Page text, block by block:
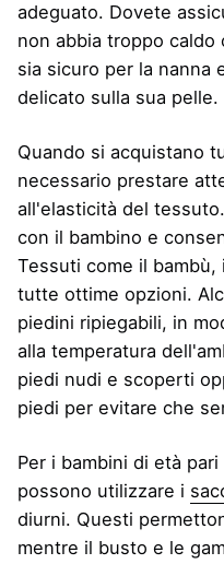
adeguato. Dovete
non abbia troppo caldo
sia sicuro per la nanna
delicato sulla sua pelle.
Quando si acquistano
necessario prestare
all'elasticità del
con il bambino e
Tessuti come il
tutte ottime opzioni.
piedini ripiegabili, in
alla temperatura
piedi nudi e scoperti
piedi per evitare che
Per i bambini di età
possono utilizzare i
diurni. Questi
mentre il busto e le